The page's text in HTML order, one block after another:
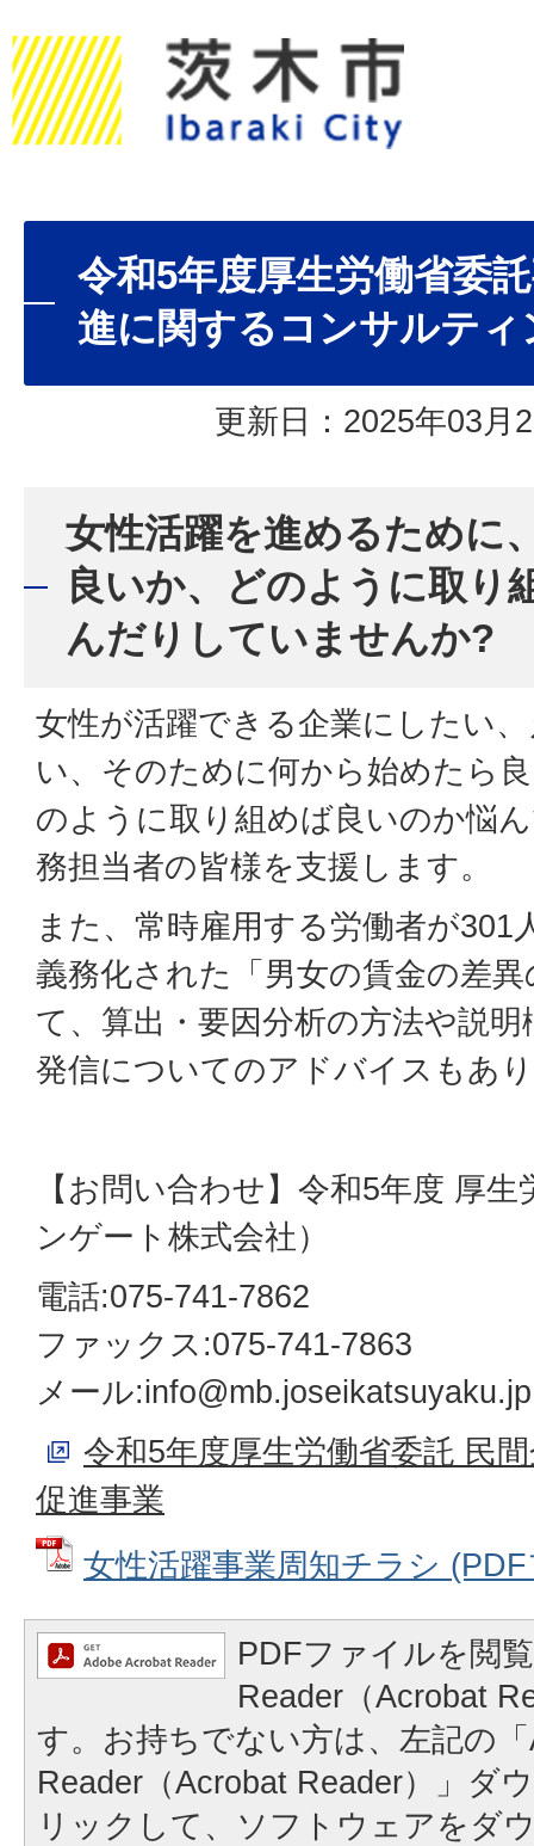
令和5年度厚生労働省委
進に関するコンサルティ
更新日：2025年03月
女性活躍を進めるために
良いか、どのように取り
んだりしていませんか?
女性が活躍できる企業にしたい
い、そのために何から始めたら
のように取り組めば良いのか悩
務担当者の皆様を支援します。
また、常時雇用する労働者が301
義務化された「男女の賃金の差
て、算出・要因分析の方法や説
発信についてのアドバイスもあ
【お問い合わせ】令和5年度 厚
ンゲート株式会社）
電話:075-741-7862
ファックス:075-741-7863
メール:info@mb.joseikatsuyaku.jp
令和5年度厚生労働省委託 民
促進事業
女性活躍事業周知チラシ
PDFファイルを閲
Reader（Acrobat
す。お持ちでない方は、左記の
Reader（Acrobat Reader）」ダ
リックして、ソフトウェアをダ